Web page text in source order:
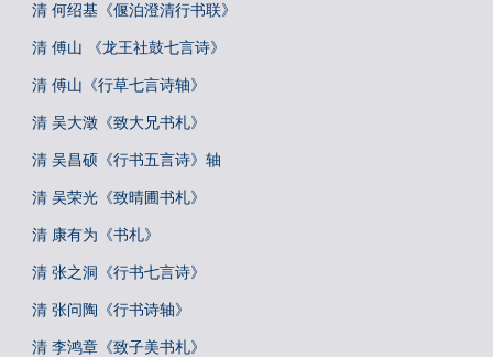
清 何绍基《偃泊澄清行书联》
清 傅山 《龙王社鼓七言诗》
清 傅山《行草七言诗轴》
清 吴大澂《致大兄书札》
清 吴昌硕《行书五言诗》轴
清 吴荣光《致晴圃书札》
清 康有为《书札》
清 张之洞《行书七言诗》
清 张问陶《行书诗轴》
清 李鸿章《致子美书札》